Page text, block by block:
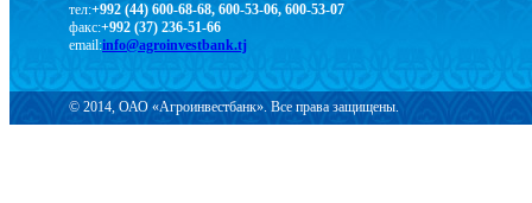
тел:+992 (44) 600-68-68, 600-53-06, 600-53-07
факс:+992 (37) 236-51-66
email:info@agroinvestbank.tj
© 2014, ОАО «Агроинвестбанк». Все права защищены.